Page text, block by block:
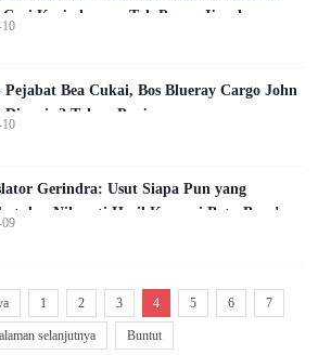
Kerja karena Tak Punya Ijazah
Pejabat Bea Cukai, Bos Blueray Cargo John
2 Tahun Penjara
Gerindra: Usut Siapa Pun yang
dan Nikmati Hasil Korupsi Batu Bara!
1 2 3 4 5 6 7
selanjutnya Buntut